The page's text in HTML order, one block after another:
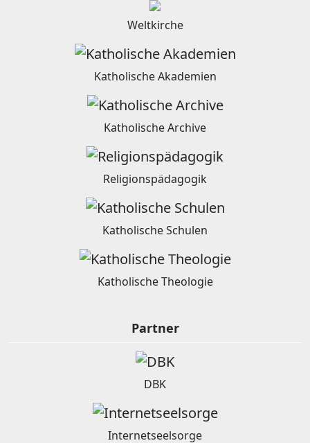
Weltkirche
Katholische Akademien
Katholische Archive
Religionspädagogik
Katholische Schulen
Katholische Theologie
Partner
DBK
Internetseelsorge